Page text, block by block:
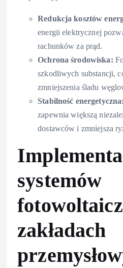
Redukcja kosztów
energii elektrycznej
rachunków za prąd.
Ochrona środowiska:
szkodliwych substancji,
zmniejszenia śladu
Stabilność energetyczna:
zapewnia większą
dostawców i zmniejsza
systemów
zakładach